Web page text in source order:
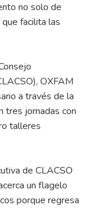
no solo de
facilita las
OXFAM
a través de la
tres jornadas con
talleres
de CLACSO
un flagelo
porque regresa